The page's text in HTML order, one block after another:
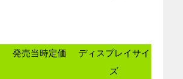
発売当時定価
ディスプレイサイ
ズ